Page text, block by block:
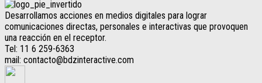
Desarrollamos acciones en medios digitales para lograr
comunicaciones directas, personales e interactivas que provoquen
una reacción en el receptor.
Tel: 11 6 259-6363
mail: contacto@bdzinteractive.com